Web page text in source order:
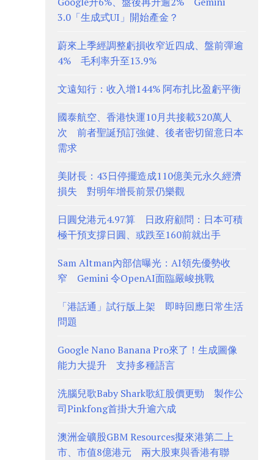
3.0「生成式UI」開始產金？
蔚來上季經調整虧損收窄近四成、盤前彈逾
4% 毛利率升至13.9%
文遠知行：收入增144% 阿布扎比盈虧平衡
國泰航空、香港快運10月共接載320萬人
次 前者聖誕預訂強健、後者密切留意日本
需求
美財長：43日停擺造成110億美元永久經濟
損失 對明年增長前景仍樂觀
日圓兌港元4.97算 日政府顧問：日本可積
極干預支撐日圓、或跌至160前就出手
Sam Altman內部信曝光：AI領先優勢收
窄 Gemini 令OpenAI面臨嚴峻挑戰
「港話通」試行版上架 即時回應日常生活
問題
Google Nano Banana Pro來了！生成圖像
能力大提升 支持多種語言
洗腦兒歌Baby Shark歌紅股價更勁 製作公
司Pinkfong首掛大升逾六成
澳洲金礦股GBM Resources擬來港第二上
市、市值8億港元 兩大股東與香港有聯